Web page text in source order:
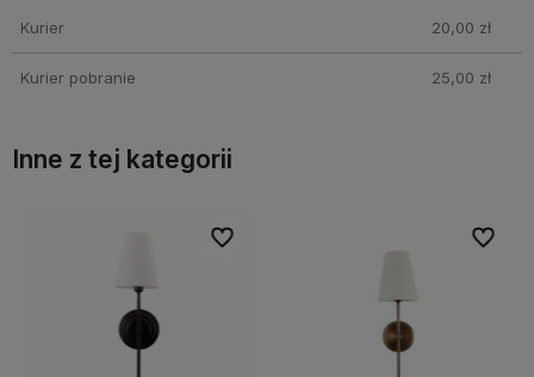
Kurier 20,00 zł
Kurier pobranie 25,00 zł
Inne z tej kategorii
Do ulubionych
Do ulubionych Do
Do